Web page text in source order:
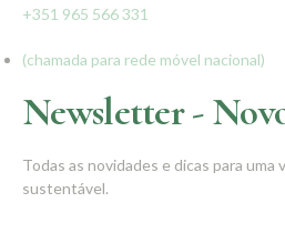
+351 965 566 331
(chamada para rede móvel nacional)
Newsletter -
Todas as novidades e dicas para uma
sustentável.